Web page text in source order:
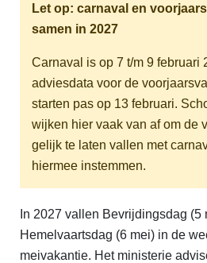
Let op: carnaval en
samen in 2027
Carnaval is op 7 t/m 9 februari
adviesdata voor de
starten pas op 13 februari.
wijken hier vaak van af om de
gelijk te laten vallen met
hiermee instemmen.
In 2027 vallen Bevrijdingsdag (5
Hemelvaartsdag (6 mei) in de
meivakantie. Het ministerie